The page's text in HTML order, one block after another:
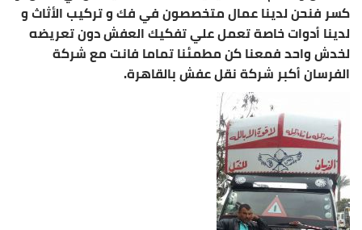
كسر فنحن لدينا عمال متخصصون في فك و تركيب الأثاث و
لدينا أدوات خاصة تعمل علي تفكيك العفش دون تعريضه
لخدش واحد فمعنا كن مطمئنا تماما فانت مع شركة
الفرسان أكبر شركة نقل عفش بالقاهرة.